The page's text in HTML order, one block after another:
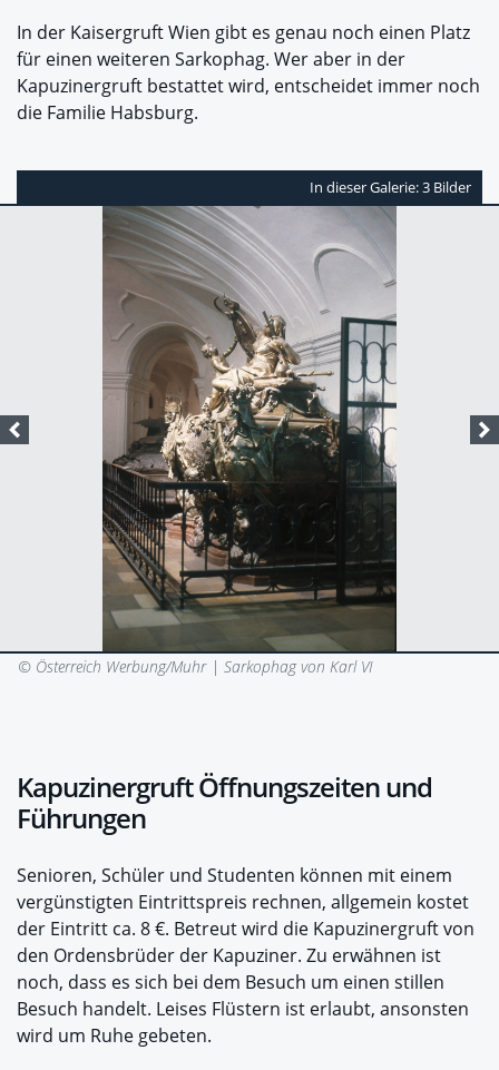
In der Kaisergruft Wien gibt es genau noch einen Platz
für einen weiteren Sarkophag. Wer aber in der
Kapuzinergruft bestattet wird, entscheidet immer noch
die Familie Habsburg.
In dieser Galerie: 3 Bilder
© Österreich Werbung/Muhr | Sarkophag von Karl VI
Kapuzinergruft Öffnungszeiten und
Führungen
Senioren, Schüler und Studenten können mit einem
vergünstigten Eintrittspreis rechnen, allgemein kostet
der Eintritt ca. 8 €. Betreut wird die Kapuzinergruft von
den Ordensbrüder der Kapuziner. Zu erwähnen ist
noch, dass es sich bei dem Besuch um einen stillen
Besuch handelt. Leises Flüstern ist erlaubt, ansonsten
wird um Ruhe gebeten.